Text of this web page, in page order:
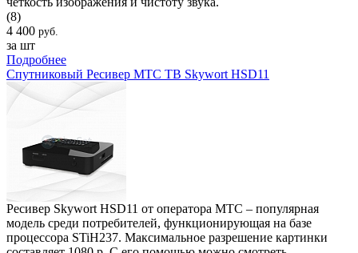
(8)
4 400 руб.
за шт
Подробнее
Спутниковый Ресивер МТС ТВ Skywort HSD11
Ресивер Skywort HSD11 от оператора МТС – популярная
модель среди потребителей, функционирующая на базе
процессора STiH237. Максимальное разрешение картинки